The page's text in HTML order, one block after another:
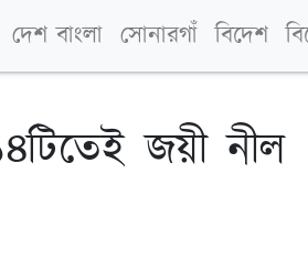
দেশ বাংলা সোনারগাঁ বিদেশ
জয়ী নীল